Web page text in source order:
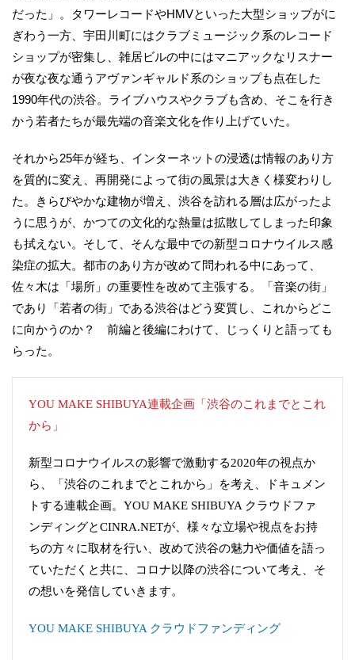
だった」。タワーレコードやHMVといった大型ショップがに
ぎわう一方、宇田川町にはクラブミュージック系のレコード
ショップが密集し、雑居ビルの中にはマニアックなリスナー
が夜な夜な通うアヴァンギャルド系のショップも点在した
1990年代の渋谷。ライブハウスやクラブも含め、そこを行き
かう若者たちが最先端の音楽文化を作り上げていた。
それから25年が経ち、インターネットの浸透は情報のあり方
を質的に変え、再開発によって街の風景は大きく様変わりし
た。きらびやかな建物が増え、渋谷を訪れる層は広がったよ
うに思うが、かつての文化的な熱量は拡散してしまった印象
も拭えない。そして、そんな最中での新型コロナウイルス感
染症の拡大。都市のあり方が改めて問われる中にあって、
佐々木は「場所」の重要性を改めて主張する。「音楽の街」
であり「若者の街」である渋谷はどう変質し、これからどこ
に向かうのか？ 前編と後編にわけて、じっくりと語っても
らった。
YOU MAKE SHIBUYA連載企画「渋谷のこれまでとこれ
から」
新型コロナウイルスの影響で激動する2020年の視点か
ら、「渋谷のこれまでとこれから」を考え、ドキュメン
トする連載企画。YOU MAKE SHIBUYA クラウドファ
ンディングとCINRA.NETが、様々な立場や視点をお持
ちの方々に取材を行い、改めて渋谷の魅力や価値を語っ
ていただくと共に、コロナ以降の渋谷について考え、そ
の想いを発信していきます。
YOU MAKE SHIBUYA クラウドファンディング